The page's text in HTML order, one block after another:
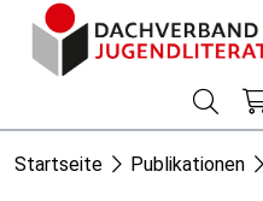
Startseite Publikationen